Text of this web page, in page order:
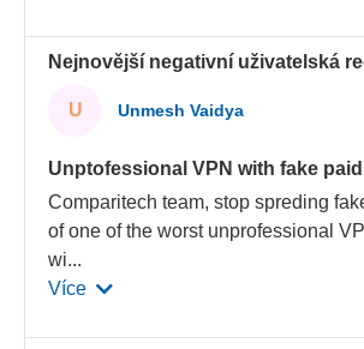
Nejnovější negativní uživatelská
U Unmesh Vaidya
Unptofessional VPN with fake
Comparitech team, stop spreding
of one of the worst unprofessional
wi...
Více